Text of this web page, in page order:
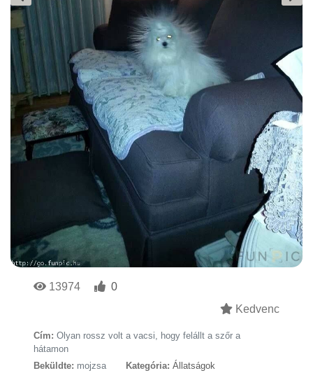
13974
0
Kedvenc
Cím: Olyan rossz volt a vacsi, hogy felállt a szőr a
hátamon
Beküldte: mojzsa Kategória: Állatságok